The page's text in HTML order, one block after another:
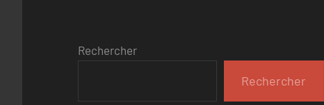
Rechercher
Rechercher